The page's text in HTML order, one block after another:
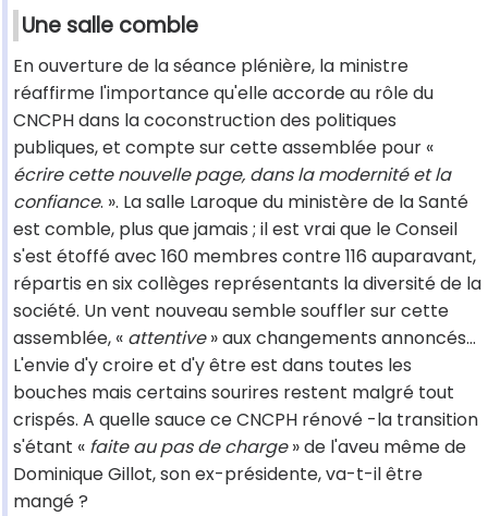
Une salle comble
En ouverture de la séance plénière, la ministre
réaffirme l'importance qu'elle accorde au rôle du
CNCPH dans la coconstruction des politiques
publiques, et compte sur cette assemblée pour «
écrire cette nouvelle page, dans la modernité et la
confiance. ». La salle Laroque du ministère de la Santé
est comble, plus que jamais ; il est vrai que le Conseil
s'est étoffé avec 160 membres contre 116 auparavant,
répartis en six collèges représentants la diversité de la
société. Un vent nouveau semble souffler sur cette
assemblée, « attentive» aux changements annoncés…
L'envie d'y croire et d'y être est dans toutes les
bouches mais certains sourires restent malgré tout
crispés. A quelle sauce ce CNCPH rénové -la transition
s'étant « faite au pas de charge» de l'aveu même de
Dominique Gillot, son ex-présidente, va-t-il être
mangé ?